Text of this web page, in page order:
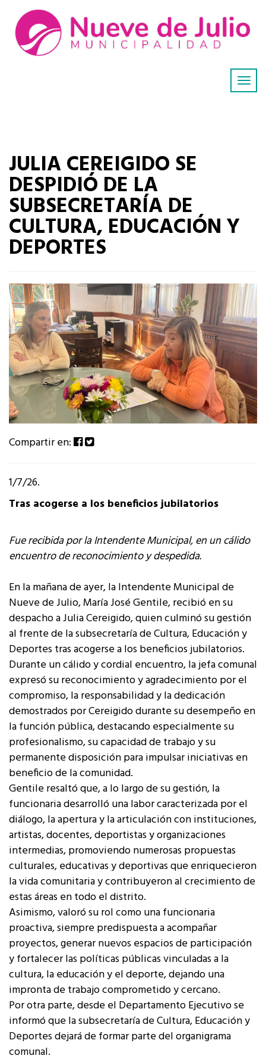
JULIA CEREIGIDO SE
DESPIDIÓ DE LA
SUBSECRETARÍA DE
CULTURA, EDUCACIÓN Y
DEPORTES
Compartir en:
1/7/26.
Tras acogerse a los beneficios jubilatorios
Fue recibida por la Intendente Municipal, en un cálido
encuentro de reconocimiento y despedida.
En la mañana de ayer, la Intendente Municipal de
Nueve de Julio, María José Gentile, recibió en su
despacho a Julia Cereigido, quien culminó su gestión
al frente de la subsecretaría de Cultura, Educación y
Deportes tras acogerse a los beneficios jubilatorios.
Durante un cálido y cordial encuentro, la jefa comunal
expresó su reconocimiento y agradecimiento por el
compromiso, la responsabilidad y la dedicación
demostrados por Cereigido durante su desempeño en
la función pública, destacando especialmente su
profesionalismo, su capacidad de trabajo y su
permanente disposición para impulsar iniciativas en
beneficio de la comunidad.
Gentile resaltó que, a lo largo de su gestión, la
funcionaria desarrolló una labor caracterizada por el
diálogo, la apertura y la articulación con instituciones,
artistas, docentes, deportistas y organizaciones
intermedias, promoviendo numerosas propuestas
culturales, educativas y deportivas que enriquecieron
la vida comunitaria y contribuyeron al crecimiento de
estas áreas en todo el distrito.
Asimismo, valoró su rol como una funcionaria
proactiva, siempre predispuesta a acompañar
proyectos, generar nuevos espacios de participación
y fortalecer las políticas públicas vinculadas a la
cultura, la educación y el deporte, dejando una
impronta de trabajo comprometido y cercano.
Por otra parte, desde el Departamento Ejecutivo se
informó que la subsecretaría de Cultura, Educación y
Deportes dejará de formar parte del organigrama
comunal.